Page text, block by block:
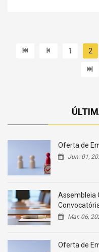
1 2
Oferta de
Jun. 01,
Assembleia
Mar. 06,
Oferta de